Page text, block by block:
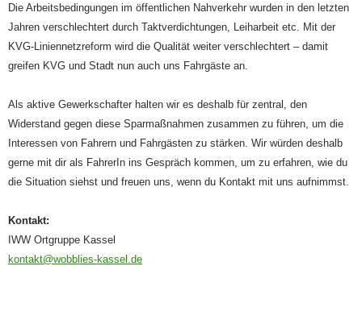
Die Arbeitsbedingungen im öffentlichen Nahverkehr wurden in den letzten
Jahren verschlechtert durch Taktverdichtungen, Leiharbeit etc. Mit der
KVG-Liniennetzreform wird die Qualität weiter verschlechtert – damit
greifen KVG und Stadt nun auch uns Fahrgäste an.
Als aktive Gewerkschafter halten wir es deshalb für zentral, den
Widerstand gegen diese Sparmaßnahmen zusammen zu führen, um die
Interessen von Fahrern und Fahrgästen zu stärken. Wir würden deshalb
gerne mit dir als FahrerIn ins Gespräch kommen, um zu erfahren, wie du
die Situation siehst und freuen uns, wenn du Kontakt mit uns aufnimmst.
Kontakt:
IWW Ortgruppe Kassel
kontakt@wobblies-kassel.de